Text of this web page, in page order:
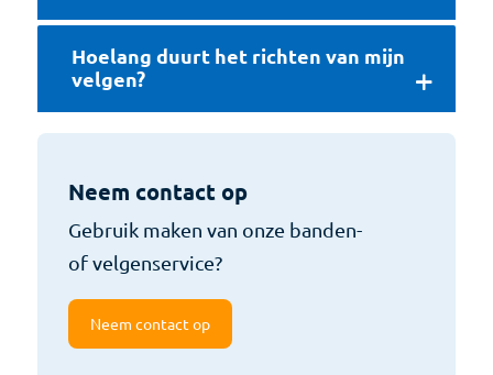
Hoelang duurt het richten van mijn
velgen?
Neem contact op
Gebruik maken van onze banden-
of velgenservice?
Neem contact op